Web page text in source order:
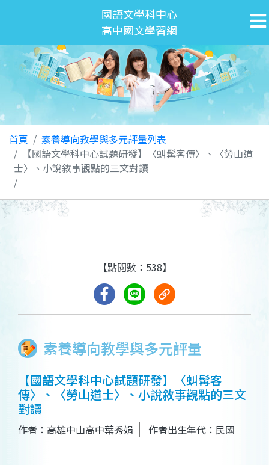
國語文學科中心
高中國文學習網
首頁
素養導向教學與多元評量列表
【國語文學科中心試題研發】〈虯髯客傳〉、〈勞山道
士〉、小說敘事觀點的三文對讀
【點閱數：538】
素養導向教學與多元評量
【國語文學科中心試題研發】〈虯髯客
傳〉、〈勞山道士〉、小說敘事觀點的三文
對讀
作者：高雄中山高中葉秀娟 作者出生年代：民國